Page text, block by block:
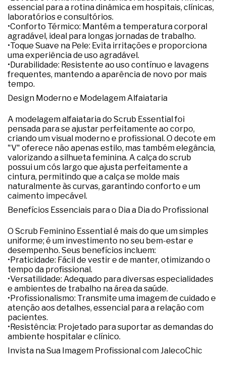
essencial para a rotina dinâmica em hospitais, clínicas,
laboratórios e consultórios.
•Conforto Térmico: Mantém a temperatura corporal
agradável, ideal para longas jornadas de trabalho.
•Toque Suave na Pele: Evita irritações e proporciona
uma experiência de uso agradável.
•Durabilidade: Resistente ao uso contínuo e lavagens
frequentes, mantendo a aparência de novo por mais
tempo.
Design Moderno e Modelagem Alfaiataria
A modelagem alfaiataria do Scrub Essential foi
pensada para se ajustar perfeitamente ao corpo,
criando um visual moderno e profissional. O decote em
"V" oferece não apenas estilo, mas também elegância,
valorizando a silhueta feminina. A calça do scrub
possui um cós largo que ajusta perfeitamente a
cintura, permitindo que a calça se molde mais
naturalmente às curvas, garantindo conforto e um
caimento impecável.
Benefícios Essenciais para o Dia a Dia do Profissional
O Scrub Feminino Essential é mais do que um simples
uniforme; é um investimento no seu bem-estar e
desempenho. Seus benefícios incluem:
•Praticidade: Fácil de vestir e de manter, otimizando o
tempo da profissional.
•Versatilidade: Adequado para diversas especialidades
e ambientes de trabalho na área da saúde.
•Profissionalismo: Transmite uma imagem de cuidado e
atenção aos detalhes, essencial para a relação com
pacientes.
•Resistência: Projetado para suportar as demandas do
ambiente hospitalar e clínico.
Invista na Sua Imagem Profissional com JalecoChic